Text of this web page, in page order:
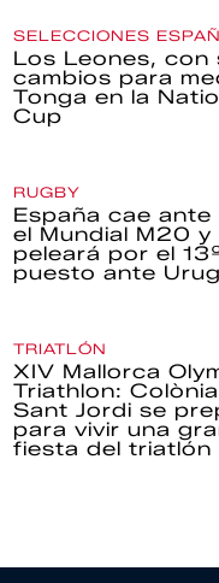
SELECCIONES
Los Leones, con
cambios para
Tonga en la
Cup
RUGBY
España cae ante
el Mundial M20 y
peleará por el
puesto ante
TRIATLÓN
XIV Mallorca
Triathlon:
Sant Jordi se
para vivir una
fiesta del triatlón